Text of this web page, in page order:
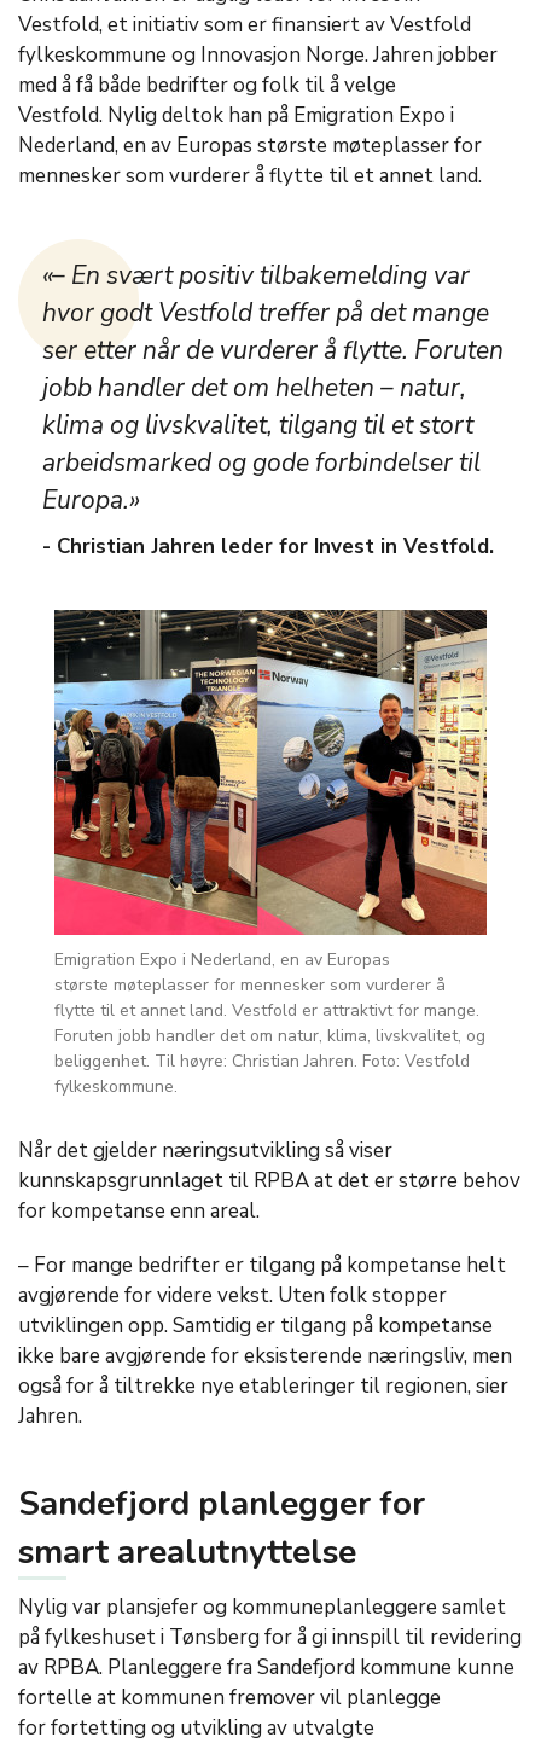
Vestfold, et initiativ som er finansiert av Vestfold
fylkeskommune og Innovasjon Norge. Jahren jobber
med å få både bedrifter og folk til å velge
Vestfold. Nylig deltok han på Emigration Expo i
Nederland, en av Europas største møteplasser for
mennesker som vurderer å flytte til et annet land.
«– En svært positiv tilbakemelding var
hvor godt Vestfold treffer på det mange
ser etter når de vurderer å flytte. Foruten
jobb handler det om helheten – natur,
klima og livskvalitet, tilgang til et stort
arbeidsmarked og gode forbindelser til
Europa.»
- Christian Jahren leder for Invest in Vestfold.
Emigration Expo i Nederland, en av Europas
største møteplasser for mennesker som vurderer å
flytte til et annet land. Vestfold er attraktivt for mange.
Foruten jobb handler det om natur, klima, livskvalitet, og
beliggenhet. Til høyre: Christian Jahren. Foto: Vestfold
fylkeskommune.
Når det gjelder næringsutvikling så viser
kunnskapsgrunnlaget til RPBA at det er større behov
for kompetanse enn areal.
– For mange bedrifter er tilgang på kompetanse helt
avgjørende for videre vekst. Uten folk stopper
utviklingen opp. Samtidig er tilgang på kompetanse
ikke bare avgjørende for eksisterende næringsliv, men
også for å tiltrekke nye etableringer til regionen, sier
Jahren.
Sandefjord planlegger for
smart arealutnyttelse
Nylig var plansjefer og kommuneplanleggere samlet
på fylkeshuset i Tønsberg for å gi innspill til revidering
av RPBA. Planleggere fra Sandefjord kommune kunne
fortelle at kommunen fremover vil planlegge
for fortetting og utvikling av utvalgte